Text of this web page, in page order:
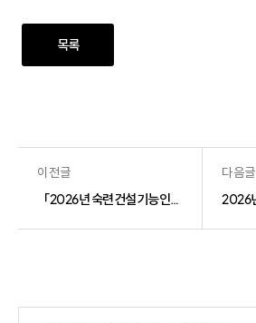
목록
이전글
「2026년 숙련건설기능인력 교육훈련 및 취업지원 사업」 대행 교육훈련 기관 선정 결과 공고
다음글